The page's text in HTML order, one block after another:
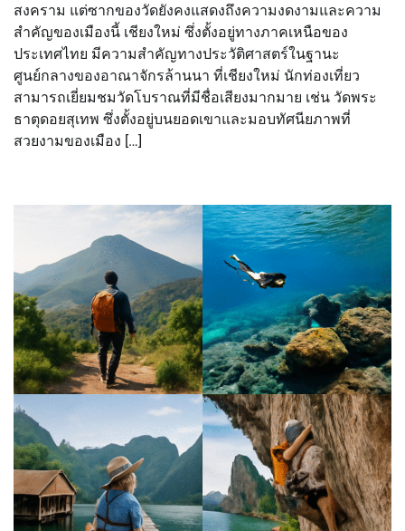
สงคราม แต่ซากของวัดยังคงแสดงถึงความงดงามและความ
สำคัญของเมืองนี้ เชียงใหม่ ซึ่งตั้งอยู่ทางภาคเหนือของ
ประเทศไทย มีความสำคัญทางประวัติศาสตร์ในฐานะ
ศูนย์กลางของอาณาจักรล้านนา ที่เชียงใหม่ นักท่องเที่ยว
สามารถเยี่ยมชมวัดโบราณที่มีชื่อเสียงมากมาย เช่น วัดพระ
ธาตุดอยสุเทพ ซึ่งตั้งอยู่บนยอดเขาและมอบทัศนียภาพที่
สวยงามของเมือง […]